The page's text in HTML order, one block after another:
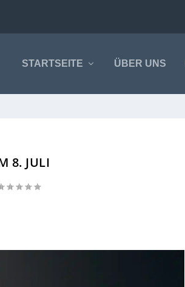
STARTSEITE ÜBER UNS
8. JULI